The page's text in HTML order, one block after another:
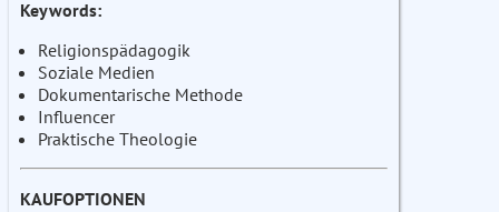
Keywords:
Religionspädagogik
Soziale Medien
Dokumentarische Methode
Influencer
Praktische Theologie
KAUFOPTIONEN